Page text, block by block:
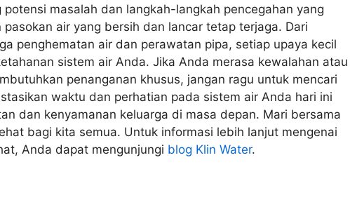
masalah dan langkah-langkah pencegahan yang
air yang bersih dan lancar tetap terjaga. Dari
penghematan air dan perawatan pipa, setiap upaya kecil
sistem air Anda. Jika Anda merasa kewalahan atau
penanganan khusus, jangan ragu untuk mencari
waktu dan perhatian pada sistem air Anda hari ini
dan kenyamanan keluarga di masa depan. Mari bersama
bagi kita semua. Untuk informasi lebih lanjut mengenai
Anda dapat mengunjungi blog Klin Water.